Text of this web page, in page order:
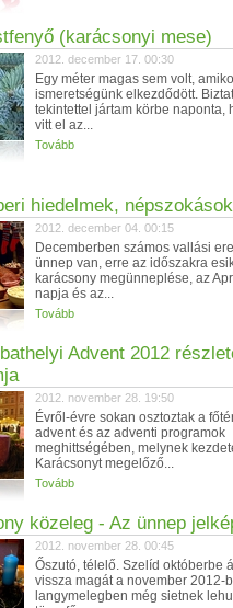
(karácsonyi mese)
2012. december 17. 00:30
Egy méter magas sem volt,
ismeretségünk elkezdődött.
tekintettel jártam körbe naponta,
vitt el az...
Tovább
hiedelmek, népszokások
2012. december 04. 00:15
Decemberben számos vallási
ünnep van, erre az időszakra
karácsony megünneplése, az
napja és az...
Tovább
Advent 2012
2012. november 28. 19:50
Évről-évre sokan osztoztak a
advent és az adventi programok
meghittségében, melynek
Karácsonyt megelőző...
Tovább
közeleg - Az ünnep
2012. november 28. 00:45
Őszutó, télelő. Szelíd októberbe
vissza magát a november 2012-
langymelegben még sietnek